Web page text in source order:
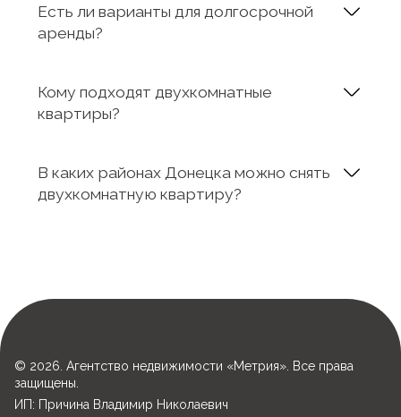
Есть ли варианты для долгосрочной
аренды?
Кому подходят двухкомнатные
квартиры?
В каких районах Донецка можно снять
двухкомнатную квартиру?
© 2026. Агентство недвижимости «Метрия». Все права
защищены.
ИП: Причина Владимир Николаевич